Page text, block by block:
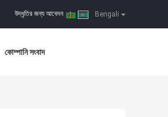
Bengali
উদ্ধৃতির জন্য আবেদন |
কোম্পানি সংবাদ